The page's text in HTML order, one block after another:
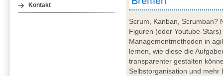
Kontakt
Scrum, Kanban, Scrumban?
Figuren (oder Youtube-
Managementmethoden in
lernen, wie diese die
transparenter gestalten
Selbstorganisation und